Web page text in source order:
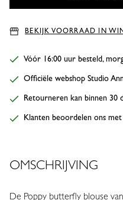
BEKIJK VOORRAAD IN
Vóór 16:00 uur besteld,
Officiële webshop Studio
Retourneren kan binnen 30
Klanten beoordelen ons met
OMSCHRIJVING
De Poppy butterfly blouse